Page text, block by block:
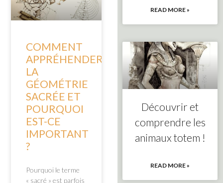
COMMENT
APPRÉHENDER
LA
GÉOMÉTRIE
SACRÉE ET
POURQUOI
EST-CE
IMPORTANT
?
Pourquoi le terme
« sacré » est parfois
READ MORE »
Découvrir et
comprendre les
animaux totem !
READ MORE »